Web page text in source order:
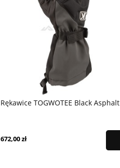
Rękawice TOGWOTEE Black Asphalt
672,00 zł